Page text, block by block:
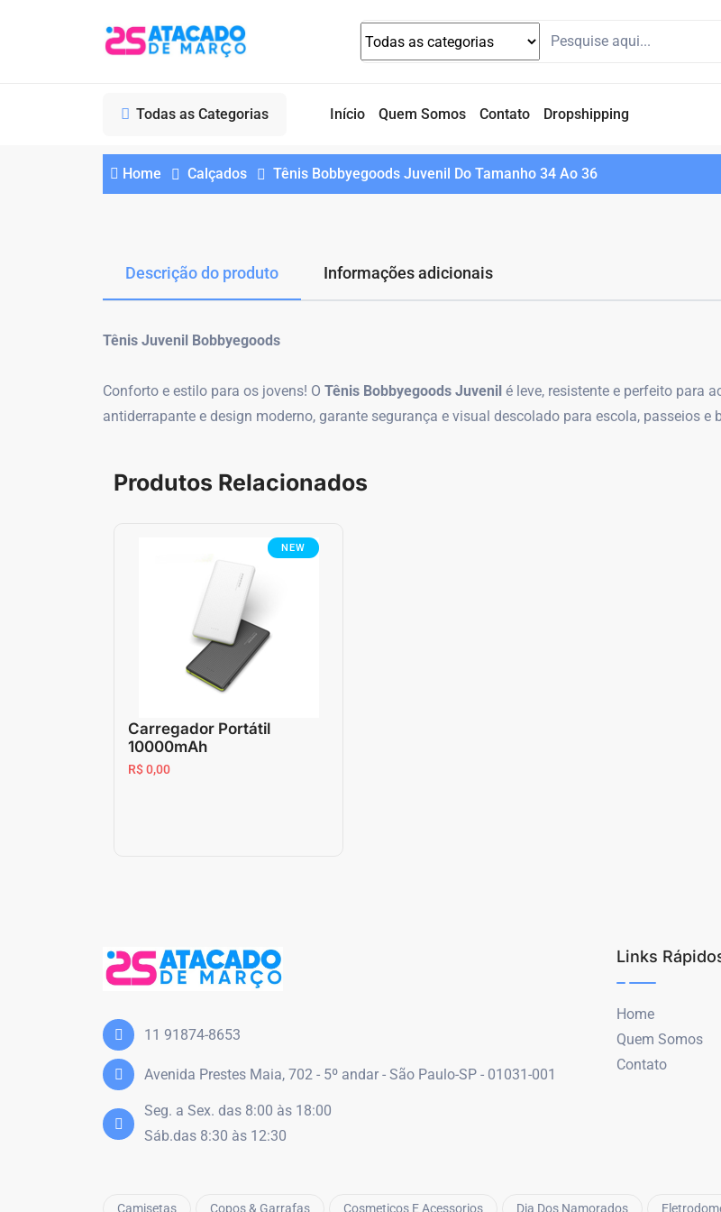
Todas as Categorias Início Quem Somos Contato Dropshipping
Home Calçados Tênis Bobbyegoods Juvenil Do Tamanho 34 Ao 36
Descrição do produto Informações adicionais
Tênis Juvenil Bobbyegoods
Conforto e estilo para os jovens! O Tênis Bobbyegoods Juvenil é leve, resistente e perfeito para
antiderrapante e design moderno, garante segurança e visual descolado para escola, passeios e
Produtos Relacionados
NEW
Carregador Portátil
10000mAh
R$ 0,00
11 91874-8653
Avenida Prestes Maia, 702 - 5º andar - São Paulo-SP - 01031-001
Seg. a Sex. das 8:00 às 18:00
Sáb.das 8:30 às 12:30
Links
Home
Quem Somos
Contato
Camisetas Copos & Garrafas Cosmeticos E Acessorios Dia Dos Namorados